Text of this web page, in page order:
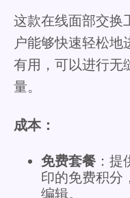
这款在线面部交换
户能够快速轻松地
有用，可以进行无
量。
成本：
免费套餐 ：
印的免费积分
编辑。